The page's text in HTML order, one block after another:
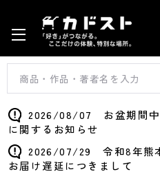
2026/08/07 お盆期間中
に関するお知らせ
2026/07/29 令和8年熊
お届け遅延につきまして